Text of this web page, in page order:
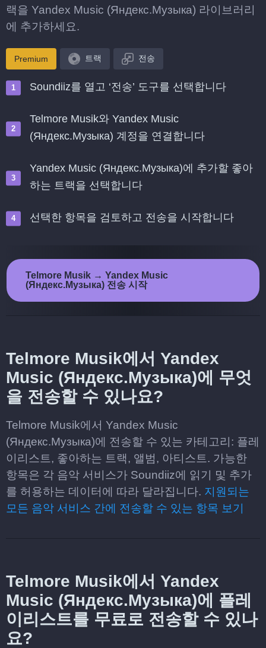
랙을 Yandex Music (Яндекс.Музыка) 라이브러리
에 추가하세요.
Premium 트랙 전송
Soundiiz를 열고 ‘전송’ 도구를 선택합니다
Telmore Musik와 Yandex Music
(Яндекс.Музыка) 계정을 연결합니다
Yandex Music (Яндекс.Музыка)에 추가할 좋아
하는 트랙을 선택합니다
선택한 항목을 검토하고 전송을 시작합니다
Telmore Musik → Yandex Music
(Яндекс.Музыка) 전송 시작
Telmore Musik에서 Yandex
Music (Яндекс.Музыка)에 무엇
을 전송할 수 있나요?
Telmore Musik에서 Yandex Music
(Яндекс.Музыка)에 전송할 수 있는 카테고리: 플레
이리스트, 좋아하는 트랙, 앨범, 아티스트. 가능한
항목은 각 음악 서비스가 Soundiiz에 읽기 및 추가
를 허용하는 데이터에 따라 달라집니다. 지원되는
모든 음악 서비스 간에 전송할 수 있는 항목 보기
Telmore Musik에서 Yandex
Music (Яндекс.Музыка)에 플레
이리스트를 무료로 전송할 수 있나
요?